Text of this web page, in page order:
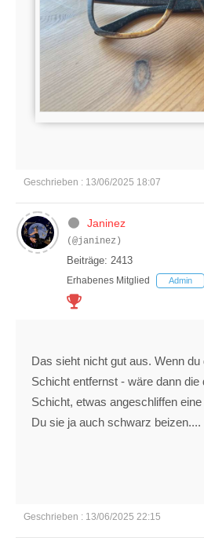
Geschrieben : 13/06/2025 18:07
Janinez
(@janinez)
Beiträge: 2413
Erhabenes Mitglied Admin
Das sieht nicht gut aus. Wenn
Schicht entfernst - wäre dann die
Schicht, etwas angeschliffen
Du sie ja auch schwarz beizen....
Geschrieben : 13/06/2025 22:15